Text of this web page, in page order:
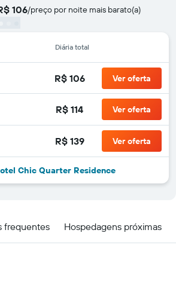
106/preço por noite mais barato(a)
Diária total
R$ 106 Ver oferta
R$ 114 Ver oferta
R$ 139 Ver oferta
Chic Quarter Residence
frequentes Hospedagens próximas